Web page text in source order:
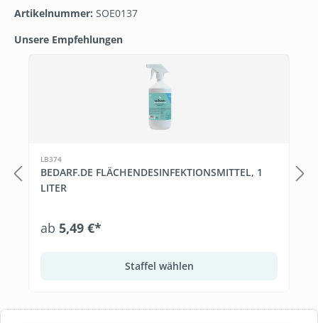
Artikelnummer: SOE0137
Unsere Empfehlungen
Produktgalerie überspringen
LB374
BEDARF.DE FLÄCHENDESINFEKTIONSMITTEL, 1
LITER
ab 5,49 €*
Staffel wählen